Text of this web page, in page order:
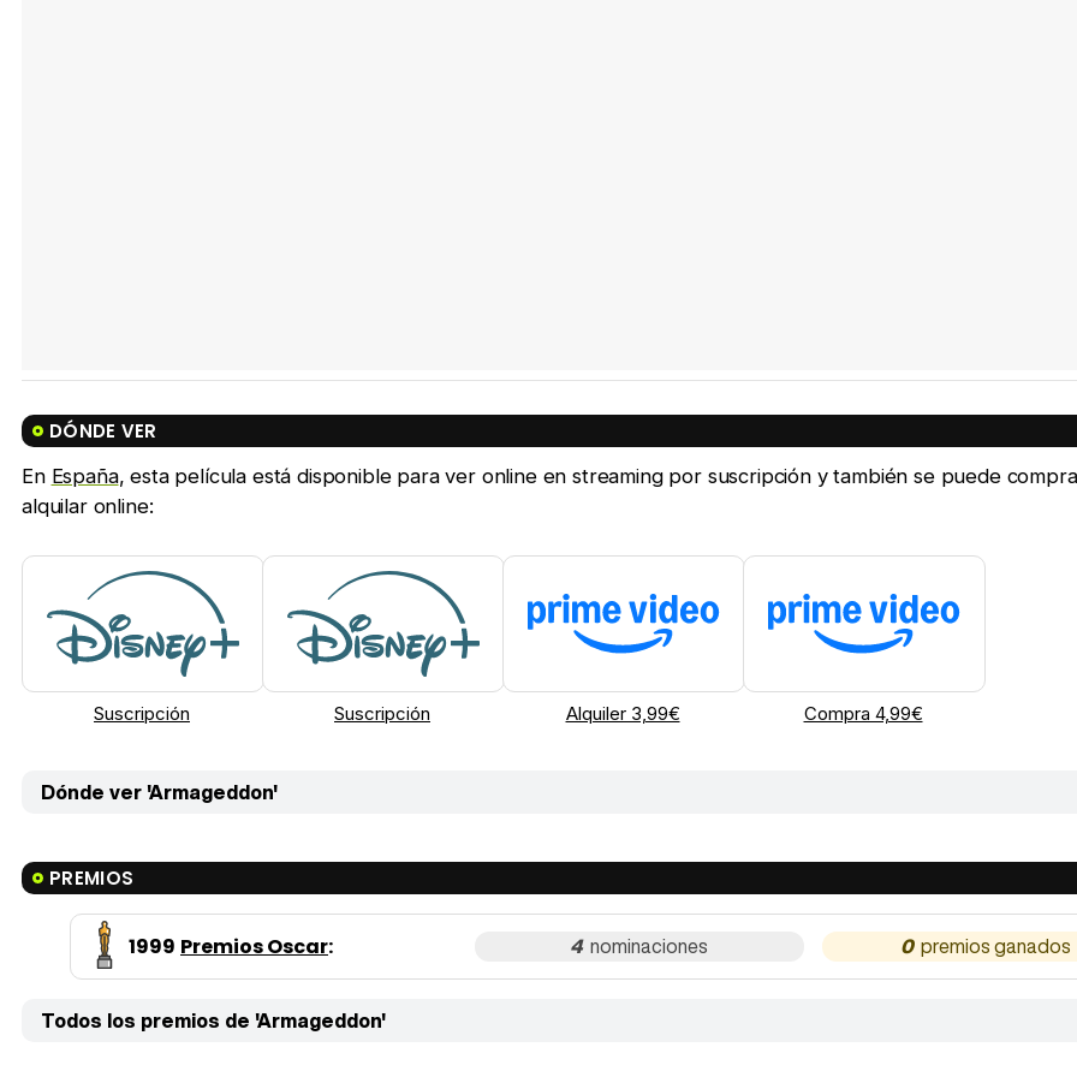
DÓNDE VER
En España, esta película está disponible para ver online en streaming por suscripción y también se puede
alquilar online:
Suscripción Suscripción Alquiler 3,99€ Compra 4,99€
Dónde ver 'Armageddon'
PREMIOS
1999 Premios Oscar: 4 0
Todos los premios de 'Armageddon'